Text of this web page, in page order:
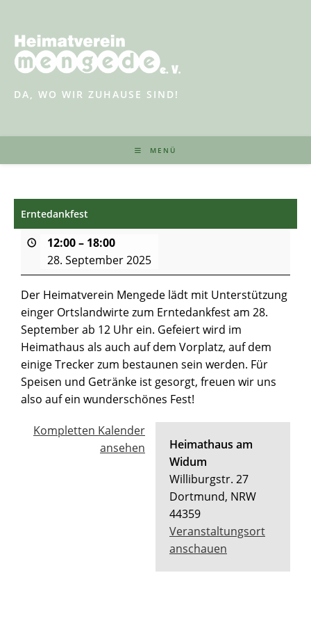
springen
DA, WO WIR ZUHAUSE SIND!
MENÜ
Erntedankfest
12:00– 18:00
28. September 2025
Der Heimatverein Mengede lädt mit Unterstützung
einger Ortslandwirte zum Erntedankfest am 28.
September ab 12 Uhr ein. Gefeiert wird im
Heimathaus als auch auf dem Vorplatz, auf dem
einige Trecker zum bestaunen sein werden. Für
Speisen und Getränke ist gesorgt, freuen wir uns
also auf ein wunderschönes Fest!
Heimathaus am
Widum
Williburgstr. 27
Dortmund, NRW
44359
Veranstaltungsort
anschauen
Kompletten Kalender
ansehen